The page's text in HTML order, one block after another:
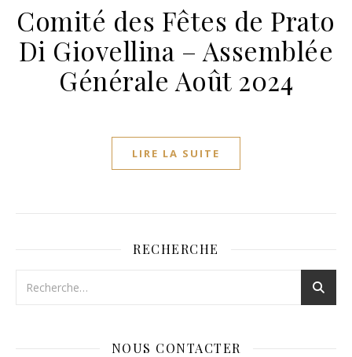
Comité des Fêtes de Prato
Di Giovellina – Assemblée
Générale Août 2024
LIRE LA SUITE
RECHERCHE
NOUS CONTACTER